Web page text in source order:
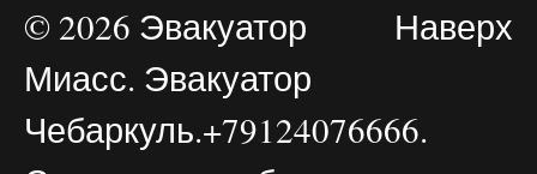
Наверх
© 2026 Эвакуатор
Миасс. Эвакуатор
Чебаркуль.+79124076666.